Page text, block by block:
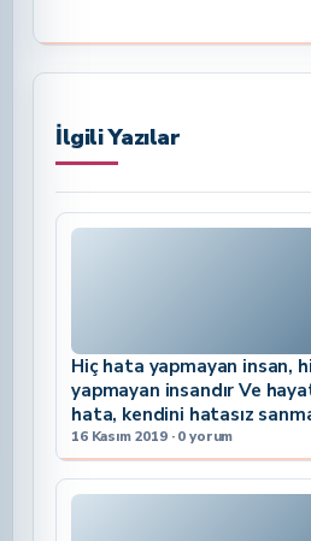
İlgili Yazılar
Hiç hata yapmayan insan,
yapmayan insandır Ve
hata, kendini hatasız
16 Kasım 2019 · 0 yorum